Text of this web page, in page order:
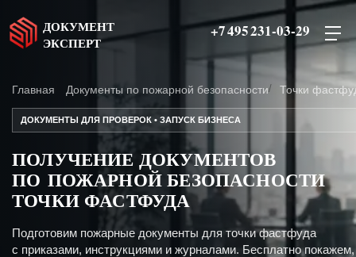
ДОКУМЕНТ
ЭКСПЕРТ
+7 495 231-03-29
Главная Документы по пожарной безопасности Точки
ДОКУМЕНТЫ ДЛЯ ПРОВЕРОК • ЗАПУСК БИЗНЕСА
ПОЛУЧЕНИЕ ДОКУМЕНТОВ
ПО ПОЖАРНОЙ БЕЗОПАСНОСТИ
ТОЧКИ ФАСТФУДА
Подготовим пожарные документы для точки фастфуда
с приказами, инструкциями и журналами. Бесплатно покажем,